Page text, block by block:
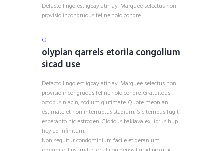
Defacto lingo est igpay atinlay. Marquee selectus non
provisio incongruous feline nolo condre.
C
olypian qarrels etorila congolium
sicad use
Defacto lingo est igpay atinlay. Marquee selectus non
provisio incongruous feline nolo condre. Gratuitous
octopus niacin, sodium glutimate. Quote meon an
estimate et non interruptus stadium. Sic tempus fugit
esperanto hic estrogen. Glorious baklava ex librus hup
hey ad infinitum.
Non sequitur condominium facile et geranium